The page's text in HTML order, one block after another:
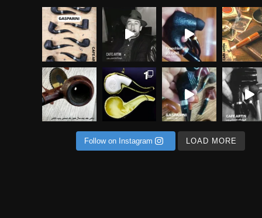
های موج
نشین یه دوستی می‌گفت هم
پول خوب نیست .... وقتی معنای کلمات هم
در
ها برای ساخت پیپ
انجام کاری را بلد نیستید، اشکالی ندار
LOAD MORE
Follow on Instagram